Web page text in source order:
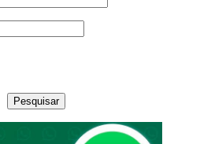
Pesquisar